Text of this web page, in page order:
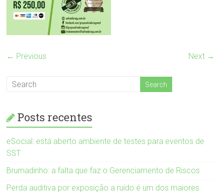
← Previous Next →
Posts recentes
eSocial: está aberto ambiente de testes para eventos de
SST
Brumadinho: a falta que faz o Gerenciamento de Riscos
Perda auditiva por exposição a ruído é um dos maiores